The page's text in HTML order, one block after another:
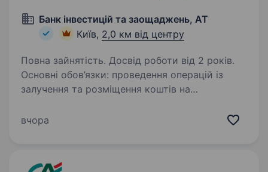
Банк інвестицій та заощаджень, АТ
Київ, 2,0 км від центру
Повна зайнятість. Досвід роботи від 2 років.
Основні обов’язки: проведення операцій із
залучення та розміщення коштів на
купівлі, продажу та конвертації іноземної
вчора